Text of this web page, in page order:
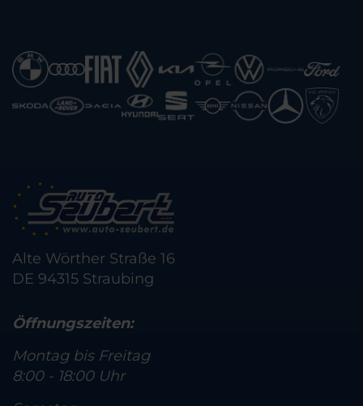
Alte Wörther Straße 16
DE 94315 Straubing
Öffnungszeiten:
Montag bis Freitag
8:00 - 18:00 Uhr